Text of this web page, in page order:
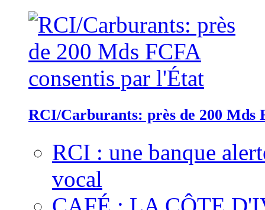
RCI/Carburants: près de 200 Mds
RCI : une banque
vocal